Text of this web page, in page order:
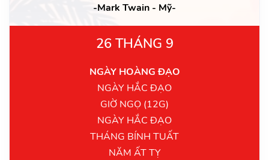
-Mark Twain - Mỹ-
26 THÁNG 9
NGÀY HOÀNG ĐẠO
NGÀY HẮC ĐẠO
GIỜ NGỌ (12G)
NGÀY HẮC ĐẠO
THÁNG BÍNH TUẤT
NĂM ẤT TỴ